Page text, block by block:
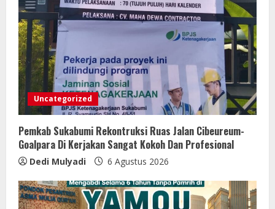
Uncategorized
Pemkab Sukabumi Rekontruksi Ruas Jalan Cibeureum-
Goalpara Di Kerjakan Sangat Kokoh Dan Profesional
Dedi Mulyadi 6 Agustus 2026